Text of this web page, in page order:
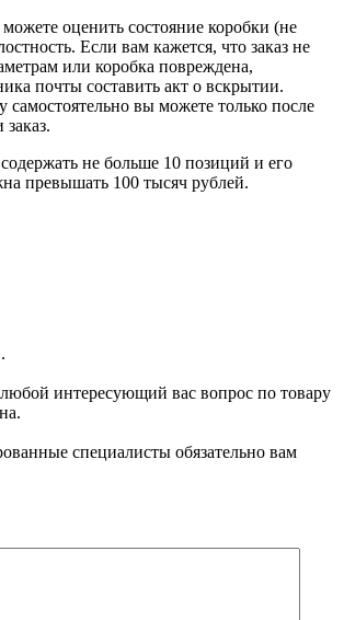
оценить состояние коробки (не
Если вам кажется, что заказ не
или коробка повреждена,
почты составить акт о вскрытии.
самостоятельно вы можете только после
не больше 10 позиций и его
превышать 100 тысяч рублей.
интересующий вас вопрос по товару
специалисты обязательно вам